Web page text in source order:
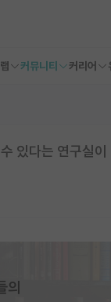
커뮤니티 커리어
있다는 연구실이